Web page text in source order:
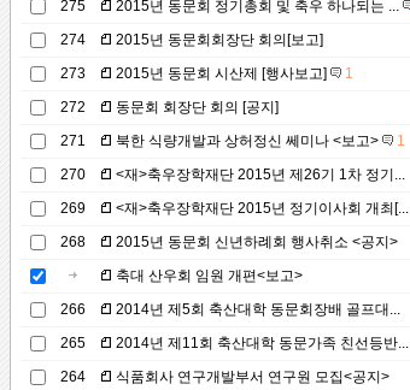
275
2015년 동문회 정기총회 및 축우 하나되는 ...
274
2015년 동문회회장단 회의[보고]
273
2015년 동문회 시산제 [행사보고] 1
272
동문회 회장단 회의 [공지]
271
북한 식량개발과 상허정신 쎄미나 <보고> 1
270
<재>축우장학재단 2015년 제26기 1차 정기...
269
<재>축우장학재단 2015년 정기이사회 개최[...
268
2015년 동문회 신년하례회 행사취소 <공지>
축대 산우회 임원 개편<보고>
266
2014년 제5회 축산대학 동문회장배 골프대...
265
2014년 제11회 축산대학 동문가족 친선등반...
264
식품회사 연구개발부서 연구원 모집<공지>